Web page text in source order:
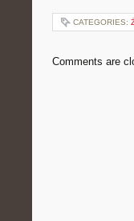
CATEGORIES:
Comments are